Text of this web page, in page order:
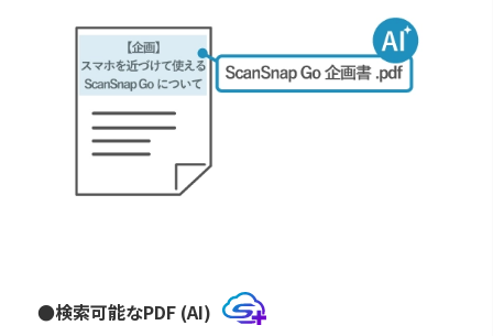
●検索可能なPDF (AI)